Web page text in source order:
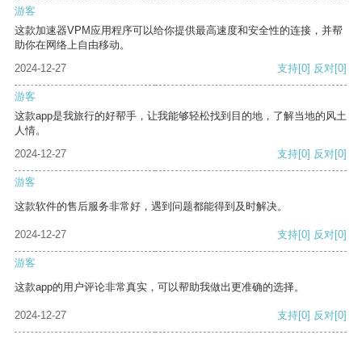
游客
这款加速器VPM应用程序可以给你提供最高速度和安全性的连接，并帮
助你在网络上自由移动。
2024-12-27
支持[0] 反对[0]
游客
这款app是我旅行的好帮手，让我能够轻松找到目的地，了解当地的风土
人情。
2024-12-27
支持[0] 反对[0]
游客
这款软件的售后服务非常好，遇到问题都能得到及时解决。
2024-12-27 支持[0] 反对[0]
游客
这款app的用户评论非常真实，可以帮助我做出更准确的选择。
2024-12-27 支持[0] 反对[0]